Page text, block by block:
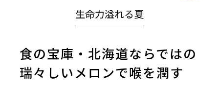
生命力溢れる夏
食の宝庫・北海道ならではの
瑞々しいメロンで喉を潤す